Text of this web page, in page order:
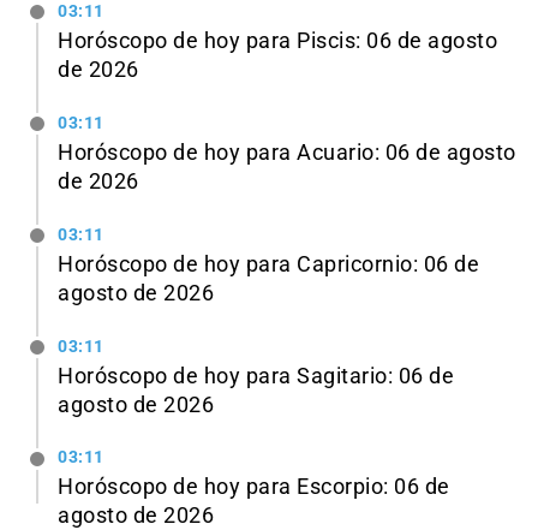
03:11
Horóscopo de hoy para Piscis: 06 de agosto
de 2026
03:11
Horóscopo de hoy para Acuario: 06 de agosto
de 2026
03:11
Horóscopo de hoy para Capricornio: 06 de
agosto de 2026
03:11
Horóscopo de hoy para Sagitario: 06 de
agosto de 2026
03:11
Horóscopo de hoy para Escorpio: 06 de
agosto de 2026